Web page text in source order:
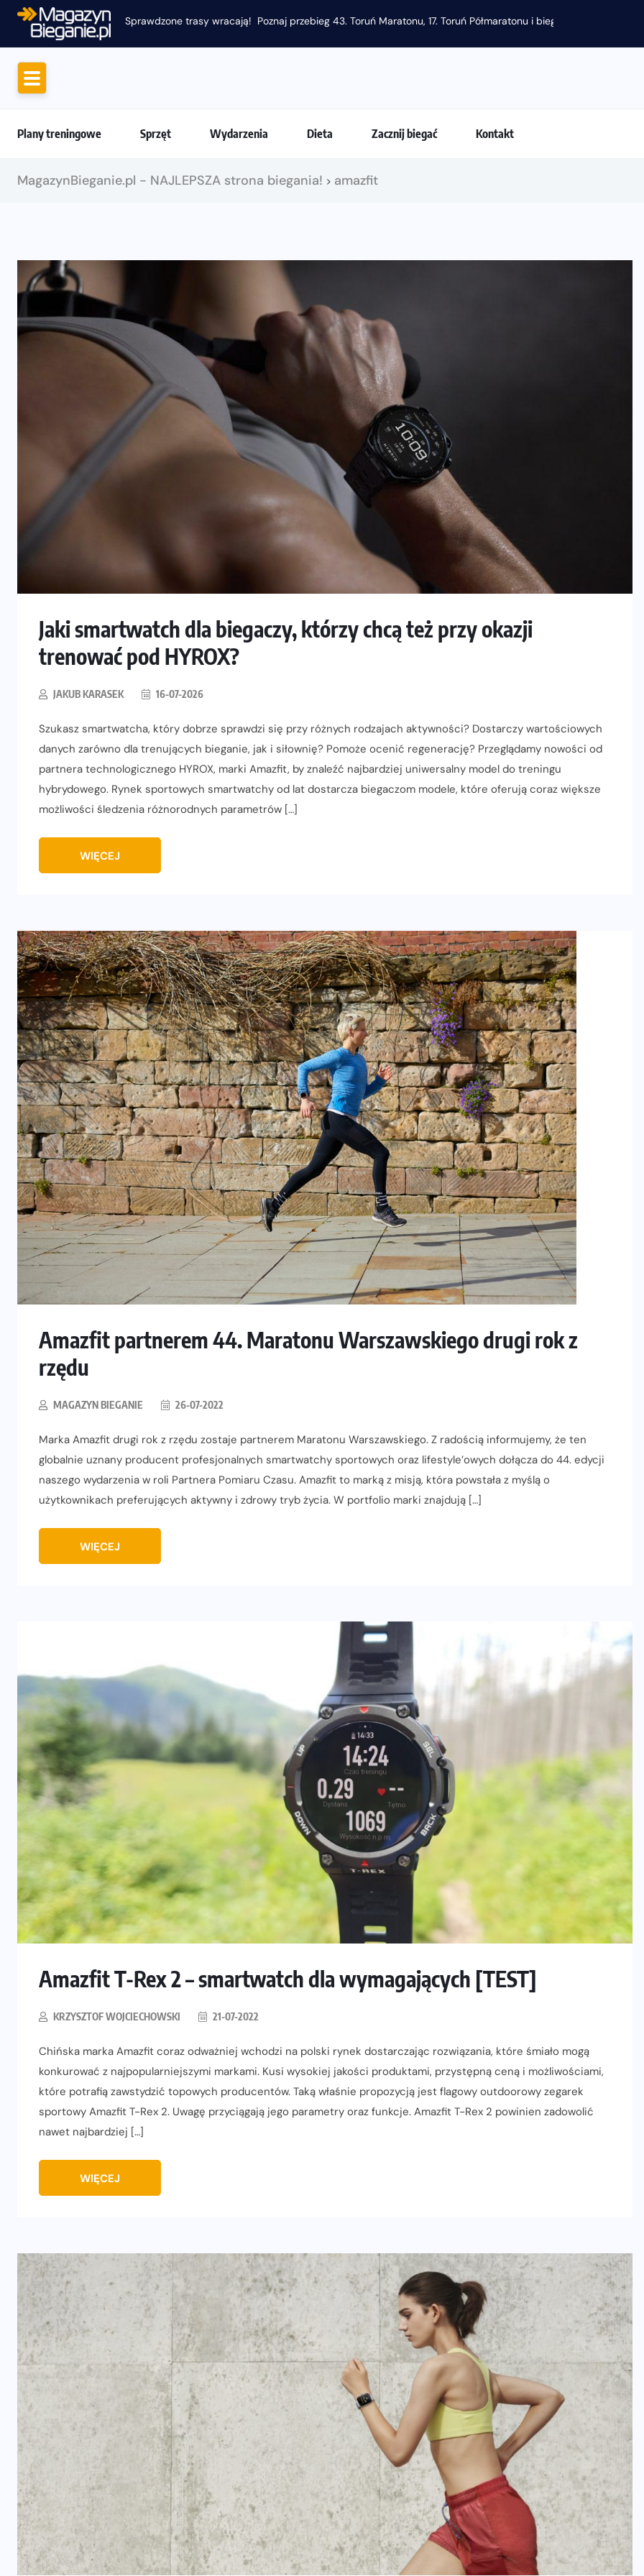
Plany treningowe Sprzęt Wydarzenia Dieta Zacznij biegać Kontakt
MagazynBieganie.pl - NAJLEPSZA strona biegania! > amazfit
Jaki smartwatch dla biegaczy, którzy chcą też przy okazji
trenować pod HYROX?
JAKUB KARASEK 16-07-2026
Szukasz smartwatcha, który dobrze sprawdzi się przy różnych rodzajach aktywności? Dostarczy wartościowych
danych zarówno dla trenujących bieganie, jak i siłownię? Pomoże ocenić regenerację? Przeglądamy nowości od
partnera technologicznego HYROX, marki Amazfit, by znaleźć najbardziej uniwersalny model do treningu
hybrydowego. Rynek sportowych smartwatchy od lat dostarcza biegaczom modele, które oferują coraz większe
możliwości śledzenia różnorodnych parametrów […]
WIĘCEJ
Amazfit partnerem 44. Maratonu Warszawskiego drugi rok z
rzędu
MAGAZYN BIEGANIE 26-07-2022
Marka Amazfit drugi rok z rzędu zostaje partnerem Maratonu Warszawskiego. Z radością informujemy, że ten
globalnie uznany producent profesjonalnych smartwatchy sportowych oraz lifestyle’owych dołącza do 44. edycji
naszego wydarzenia w roli Partnera Pomiaru Czasu. Amazfit to marką z misją, która powstała z myślą o
użytkownikach preferujących aktywny i zdrowy tryb życia. W portfolio marki znajdują […]
WIĘCEJ
Amazfit T-Rex 2 – smartwatch dla wymagających [TEST]
KRZYSZTOF WOJCIECHOWSKI 21-07-2022
Chińska marka Amazfit coraz odważniej wchodzi na polski rynek dostarczając rozwiązania, które śmiało mogą
konkurować z najpopularniejszymi markami. Kusi wysokiej jakości produktami, przystępną ceną i możliwościami,
które potrafią zawstydzić topowych producentów. Taką właśnie propozycją jest flagowy outdoorowy zegarek
sportowy Amazfit T-Rex 2. Uwagę przyciągają jego parametry oraz funkcje. Amazfit T-Rex 2 powinien zadowolić
nawet najbardziej […]
WIĘCEJ